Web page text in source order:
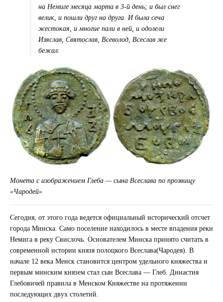
на Немиге месяца марта в 3-й день; и был снег
велик, и пошли друг на друга. И была сеча
жестокая, и многие пали в ней, и одолели
Изяслав, Святослав, Всеволод, Всеслав же
бежал.
Монета с изображением Глеба — сына Всеслава по прозвищу
«Чародей»
Сегодня, от этого года ведется официальный исторический отсчет
города Минска. Само поселение находилось в месте впадения реки
Немига в реку Свислочь. Основателем Минска принято считать в
современной истории князя полоцкого Всеслава(Чародея). В
начале 12 века Менск становится центром удельного княжества и
первым минским князем стал сын Всеслава — Глеб. Династия
Глебовичей правила в Менском Княжестве на протяжении
последующих двух столетий.